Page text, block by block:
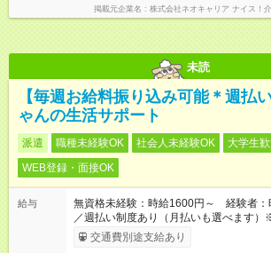
掲載元企業名 株式会社ネオキャリア ナイス！
未読
【毎週お給料振り込み可能＊週払
ゃんの生活サポート
派遣 職種未経験OK 社会人未経験OK 大学生
WEB登録・面接OK
給与
無資格未経験：時給1600円～ 経験者
／週払い制度あり（月払いも選べます）
了次第のお支払いとなります。
交通費別途支給あり